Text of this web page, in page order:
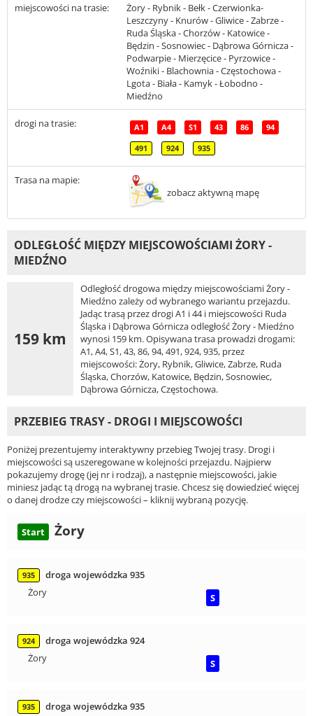
miejscowości na trasie:
Żory - Rybnik - Bełk - Czerwionka-
Leszczyny - Knurów - Gliwice - Zabrze -
Ruda Śląska - Chorzów - Katowice -
Będzin - Sosnowiec - Dąbrowa Górnicza -
Podwarpie - Mierzęcice - Pyrzowice -
Woźniki - Blachownia - Częstochowa -
Lgota - Biała - Kamyk - Łobodno -
Miedźno
drogi na trasie: A1 A4 S1 43 86 94
491 924 935
Trasa na mapie:
zobacz aktywną mapę
ODLEGŁOŚĆ MIĘDZY MIEJSCOWOŚCIAMI ŻORY -
MIEDŹNO
159 km
Odległość drogowa między miejscowościami Żory -
Miedźno zależy od wybranego wariantu przejazdu.
Jadąc trasą przez drogi A1 i 44 i miejscowości Ruda
Śląska i Dąbrowa Górnicza odległość Żory - Miedźno
wynosi 159 km. Opisywana trasa prowadzi drogami:
A1, A4, S1, 43, 86, 94, 491, 924, 935, przez
miejscowości: Żory, Rybnik, Gliwice, Zabrze, Ruda
Śląska, Chorzów, Katowice, Będzin, Sosnowiec,
Dąbrowa Górnicza, Częstochowa.
PRZEBIEG TRASY - DROGI I MIEJSCOWOŚCI
Poniżej prezentujemy interaktywny przebieg Twojej trasy. Drogi i
miejscowości są uszeregowane w kolejności przejazdu. Najpierw
pokazujemy drogę (jej nr i rodzaj), a następnie miejscowości, jakie
miniesz jadąc tą drogą na wybranej trasie. Chcesz się dowiedzieć więcej
o danej drodze czy miejscowości – kliknij wybraną pozycję.
Start Żory
935
droga wojewódzka 935
Żory
S
924
droga wojewódzka 924
Żory
S
935 droga wojewódzka 935